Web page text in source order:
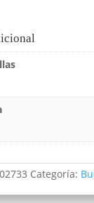
Categoría: